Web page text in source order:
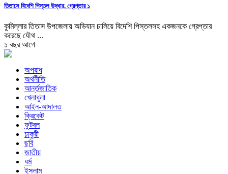
তিতাসে বিদেশি পিস্তল উদ্ধার, গ্রেপ্তার ১
কুমিল্লার তিতাস উপজেলায় অভিযান চালিয়ে বিদেশি পিস্তলসহ একজনকে গ্রেপ্তার
করেছে যৌথ ...
১ বছর আগে
অপরাধ
অর্থনীতি
আর্ন্তজাতিক
খেলাধুলা
আইন-আদালত
ক্রিকেট
ফুটবল
চাকুরী
ছবি
জাতীয়
ধর্ম
ইসলাম